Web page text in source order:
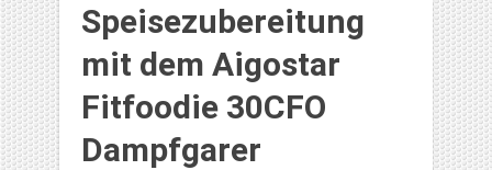
Speisezubereitung
mit dem Aigostar
Fitfoodie 30CFO
Dampfgarer